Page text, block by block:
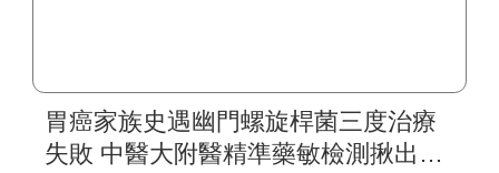
胃癌家族史遇幽門螺旋桿菌三度治療
失敗 中醫大附醫精準藥敏檢測揪出抗